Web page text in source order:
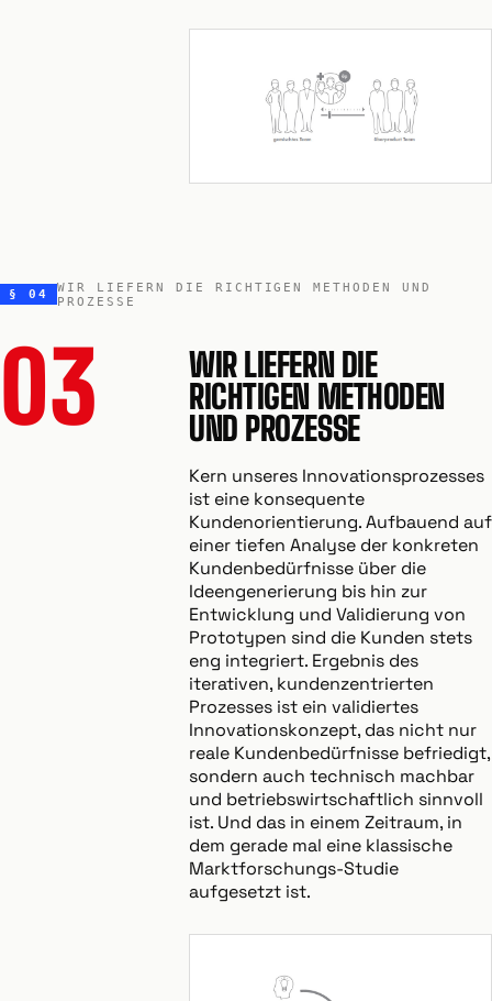
§ 04
WIR LIEFERN DIE RICHTIGEN METHODEN UND
PROZESSE
03
WIR LIEFERN DIE
RICHTIGEN METHODEN
UND PROZESSE
Kern unseres Innovationsprozesses
ist eine konsequente
Kundenorientierung. Aufbauend auf
einer tiefen Analyse der konkreten
Kundenbedürfnisse über die
Ideengenerierung bis hin zur
Entwicklung und Validierung von
Prototypen sind die Kunden stets
eng integriert. Ergebnis des
iterativen, kundenzentrierten
Prozesses ist ein validiertes
Innovationskonzept, das nicht nur
reale Kundenbedürfnisse befriedigt,
sondern auch technisch machbar
und betriebswirtschaftlich sinnvoll
ist. Und das in einem Zeitraum, in
dem gerade mal eine klassische
Marktforschungs-Studie
aufgesetzt ist.